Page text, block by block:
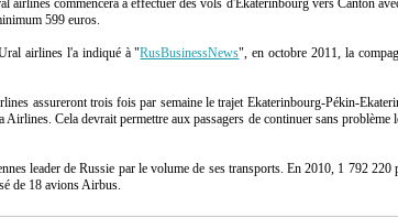
airlines commencera à effectuer des vols d'Ekaterinbourg vers Canton
599 euros.
airlines l'a indiqué à "RusBusinessNews", en octobre 2011, la
assureront trois fois par semaine le trajet Ekaterinbourg-Pékin-
Cela devrait permettre aux passagers de continuer sans
leader de Russie par le volume de ses transports. En 2010, 1 792
de 18 avions Airbus.